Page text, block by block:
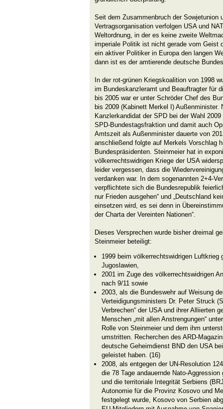
Seit dem Zusammenbruch der Sowjetunion
Vertragsorganisation verfolgen USA und
Weltordnung, in der es keine zweite
imperiale Politik ist nicht gerade vom Geist
ein aktiver Politiker in Europa den langen
dann ist es der amtierende deutsche
In der rot-grünen Kriegskoalition von 1998
im Bundeskanzleramt und Beauftragter für
bis 2005 war er unter Schröder Chef des
bis 2009 (Kabinett Merkel I) Außenminister.
Kanzlerkandidat der SPD bei der Wahl
SPD-Bundestagsfraktion und damit auch
Amtszeit als Außenminister dauerte von
anschließend folgte auf Merkels Vorschlag
Bundespräsidenten. Steinmeier hat in
völkerrechtswidrigen Kriege der USA
leider vergessen, dass die
verdanken war. In dem sogenannten 2+4-
verpflichtete sich die Bundesrepublik
nur Frieden ausgehen“ und „Deutschland
einsetzen wird, es sei denn in
der Charta der Vereinten Nationen“.
Dieses Versprechen wurde bisher dreimal
Steinmeier beteiligt:
1999 beim völkerrechtswidrigen Luftkrieg
Jugoslawien,
2001 im Zuge des völkerrechtswidrigen
nach 9/11 sowie
2003, als die Bundeswehr auf Weisung
Verteidigungsministers Dr. Peter Struck
Verbrechen“ der USA und ihrer Alliierten
Menschen „mit allen Anstrengungen“
Rolle von Steinmeier und dem ihm
umstritten. Recherchen des ARD-
deutsche Geheimdienst BND den USA
geleistet haben. (16)
2008, als entgegen der UN-Resolution
die 78 Tage andauernde Nato-
und die territoriale Integrität Serbiens
Autonomie für die Provinz Kosovo und
festgelegt wurde, Kosovo von Serbien